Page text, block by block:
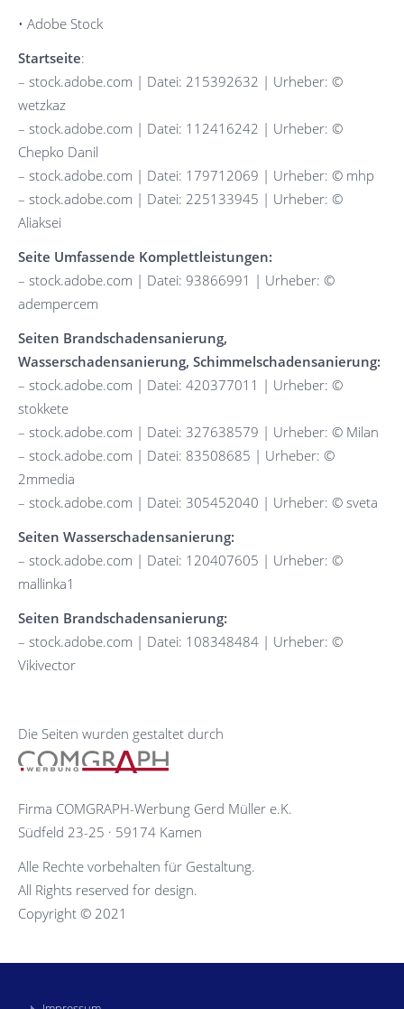
• Adobe Stock
Startseite:
– stock.adobe.com | Datei: 215392632 | Urheber: ©
wetzkaz
– stock.adobe.com | Datei: 112416242 | Urheber: ©
Chepko Danil
– stock.adobe.com | Datei: 179712069 | Urheber: © mhp
– stock.adobe.com | Datei: 225133945 | Urheber: ©
Aliaksei
Seite Umfassende Komplettleistungen:
– stock.adobe.com | Datei: 93866991 | Urheber: ©
adempercem
Seiten Brandschadensanierung,
Wasserschadensanierung, Schimmelschadensanierung:
– stock.adobe.com | Datei: 420377011 | Urheber: ©
stokkete
– stock.adobe.com | Datei: 327638579 | Urheber: © Milan
– stock.adobe.com | Datei: 83508685 | Urheber: ©
2mmedia
– stock.adobe.com | Datei: 305452040 | Urheber: © sveta
Seiten Wasserschadensanierung:
– stock.adobe.com | Datei: 120407605 | Urheber: ©
mallinka1
Seiten Brandschadensanierung:
– stock.adobe.com | Datei: 108348484 | Urheber: ©
Vikivector
Die Seiten wurden gestaltet durch
Firma COMGRAPH-Werbung Gerd Müller e.K.
Südfeld 23-25 · 59174 Kamen
Alle Rechte vorbehalten für Gestaltung.
All Rights reserved for design.
Copyright © 2021